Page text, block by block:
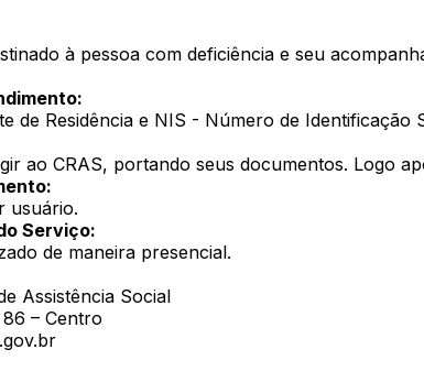
à pessoa com deficiência e seu
de Residência e NIS - Número de
ao CRAS, portando seus documentos. Logo
usuário.
Serviço:
de maneira presencial.
Assistência Social
– Centro